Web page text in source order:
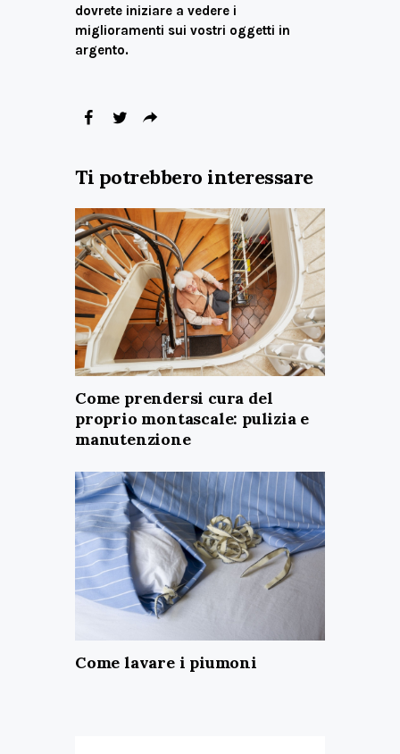
dovrete iniziare a vedere i
miglioramenti sui vostri oggetti in
argento.
Ti potrebbero interessare
Come prendersi cura del
proprio montascale: pulizia e
manutenzione
Come lavare i piumoni